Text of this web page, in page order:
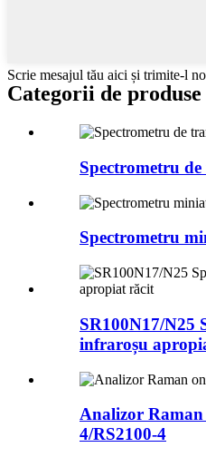
Scrie mesajul tău aici și trimite-l
Categorii de produse
Spectrometru
Spectrometru
SR100N17/N25
infraroșu
Analizor
4/RS2100-4